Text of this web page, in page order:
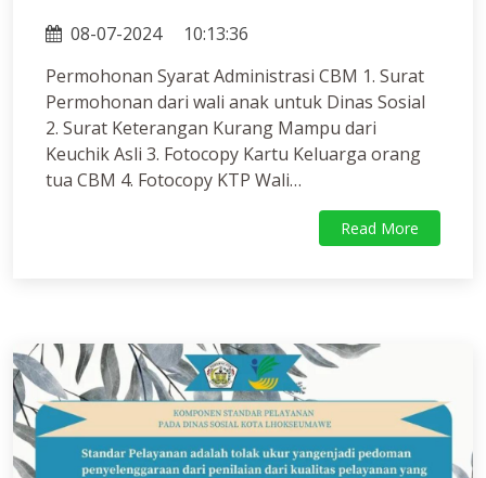
08-07-2024
10:13:36
Permohonan Syarat Administrasi CBM 1. Surat
Permohonan dari wali anak untuk Dinas Sosial
2. Surat Keterangan Kurang Mampu dari
Keuchik Asli 3. Fotocopy Kartu Keluarga orang
tua CBM 4. Fotocopy KTP Wali…
Read More